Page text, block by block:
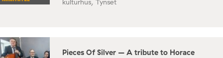
kulturhus, Tynset
Pieces Of Silver – A tribute to Horace